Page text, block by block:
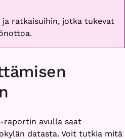
ratkaisuihin, jotka tukevat
raportin avulla saat
datasta. Voit tutkia mitä